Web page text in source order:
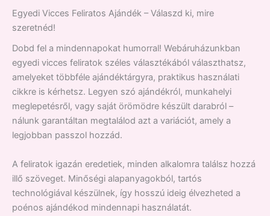
Egyedi Vicces Feliratos Ajándék – Válaszd ki, mire
szeretnéd!
Dobd fel a mindennapokat humorral! Webáruházunkban
egyedi vicces feliratok széles választékából választhatsz,
amelyeket többféle ajándéktárgyra, praktikus használati
cikkre is kérhetsz. Legyen szó ajándékról, munkahelyi
meglepetésről, vagy saját örömödre készült darabról –
nálunk garantáltan megtalálod azt a variációt, amely a
legjobban passzol hozzád.
A feliratok igazán eredetiek, minden alkalomra találsz hozzá
illő szöveget. Minőségi alapanyagokból, tartós
technológiával készülnek, így hosszú ideig élvezheted a
poénos ajándékod mindennapi használatát.